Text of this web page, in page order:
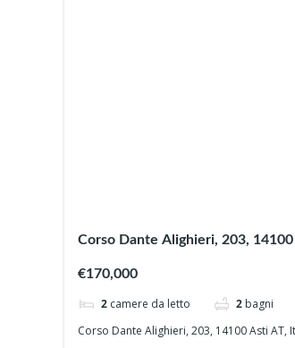
Corso Dante Alighieri, 203,
€170,000
2 camere da letto 2 bagni
Corso Dante Alighieri, 203, 14100 Asti AT,